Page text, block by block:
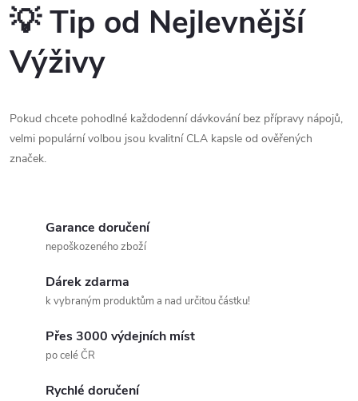
💡 Tip od Nejlevnější
Výživy
Pokud chcete pohodlné každodenní dávkování bez přípravy nápojů,
velmi populární volbou jsou kvalitní CLA kapsle od ověřených
značek.
Garance doručení
nepoškozeného zboží
Dárek zdarma
k vybraným produktům a nad určitou částku!
Přes 3000 výdejních míst
po celé ČR
Rychlé doručení